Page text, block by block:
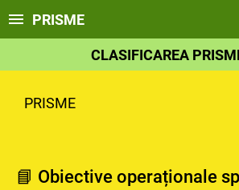
PRISME
CLASIFICAREA
PRISME
📘 Obiective operaționale